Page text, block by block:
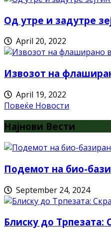
Од утре и задутре
April 20, 2022
Извозот на
April 19, 2022
Повеќе Новости
Најнови Вести
Подемот на био-
September 24, 2024
Блиску до